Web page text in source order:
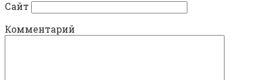
Сайт
Комментарий